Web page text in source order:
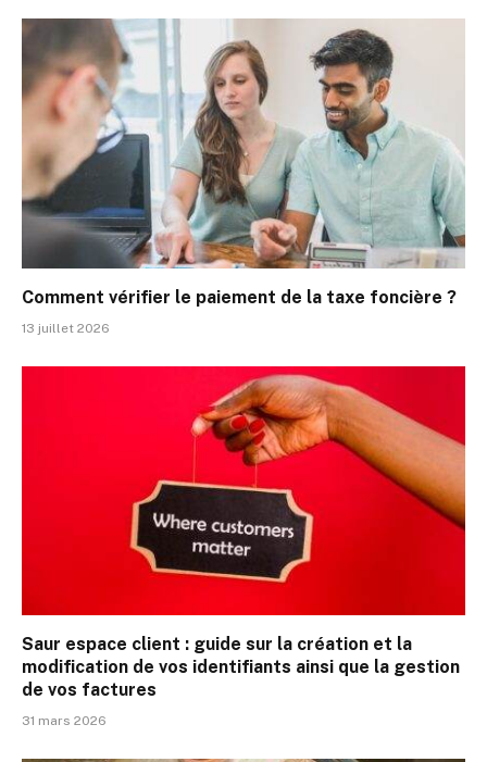
Comment vérifier le paiement de la taxe foncière ?
13 juillet 2026
Saur espace client : guide sur la création et la
modification de vos identifiants ainsi que la gestion
de vos factures
31 mars 2026